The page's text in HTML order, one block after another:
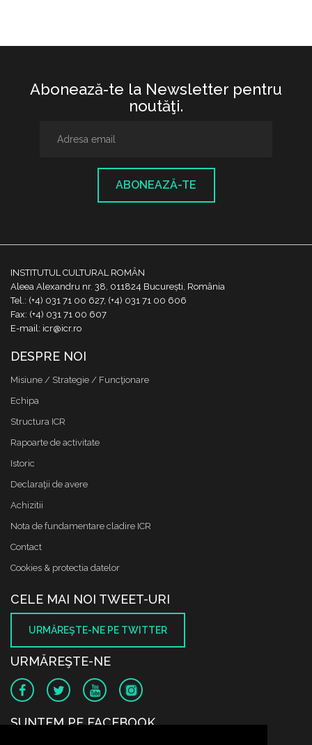
Abonează-te la Newsletter pentru
noutăţi.
ABONEAZĂ-TE
INSTITUTUL CULTURAL ROMÂN
Aleea Alexandru nr. 38, 011824 București, România
Tel.: (+4) 031 71 00 627, (+4) 031 71 00 606
Fax: (+4) 031 71 00 607
E-mail: icr@icr.ro
DESPRE NOI
Misiune / Strategie / Funcţionare
Echipa
Structura ICR
Rapoarte de activitate
Istoric
Declaraţii de avere
Achizitii
Nota de fundamentare cladire ICR
Contact
Cookies & protectia datelor
CELE MAI NOI TWEET-URI
URMĂREŞTE-NE PE TWITTER
URMĂREŞTE-NE
SUNTEM PE FACEBOOK